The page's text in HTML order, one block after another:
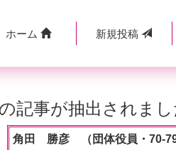
ホーム 新規投稿
記事が抽出されまし
角田 勝彦 （団体役員・70-79